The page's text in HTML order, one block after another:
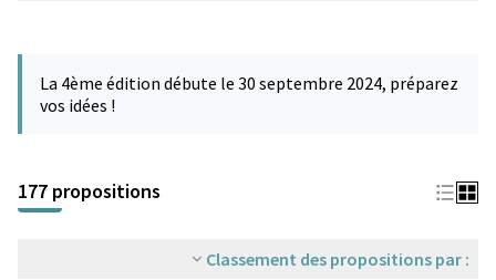
−
La 4ème édition débute le 30 septembre 2024, préparez
vos idées !
177 propositions
Classement des propositions par :